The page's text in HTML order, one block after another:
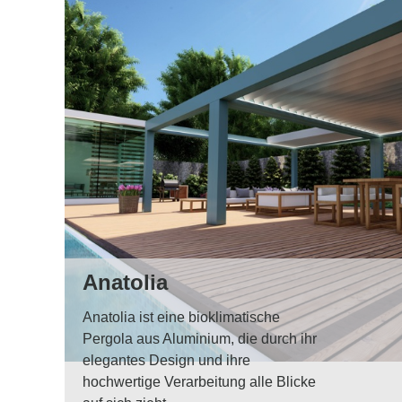
Anatolia
Anatolia ist eine bioklimatische
Pergola aus Aluminium, die durch ihr
elegantes Design und ihre
hochwertige Verarbeitung alle Blicke